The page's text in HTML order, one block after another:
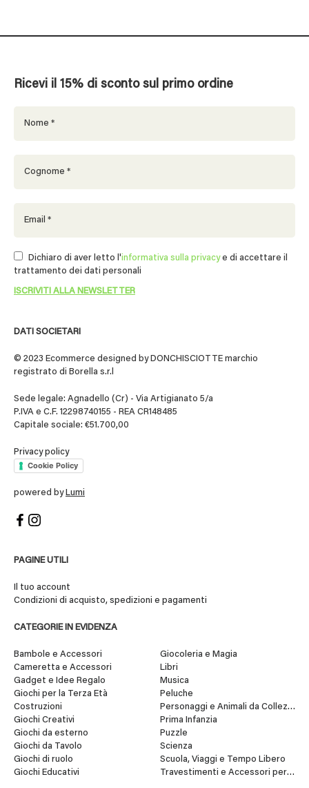
DATI SOCIETARI
© 2023 Ecommerce designed by DONCHISCIOTTE marchio
registrato di Borella s.r.l
Sede legale: Agnadello (Cr) - Via Artigianato 5/a
P.IVA e C.F. 12298740155 - REA CR148485
Capitale sociale: €51.700,00
Privacy policy
Cookie Policy
powered by Lumi
PAGINE UTILI
Il tuo account
Condizioni di acquisto, spedizioni e pagamenti
CATEGORIE IN EVIDENZA
Bambole e Accessori
Cameretta e Accessori
Gadget e Idee Regalo
Giochi per la Terza Età
Costruzioni
Giochi Creativi
Giochi da esterno
Giochi da Tavolo
Giochi di ruolo
Giochi Educativi
Giocoleria e Magia
Libri
Musica
Peluche
Personaggi e Animali da Collezione
Prima Infanzia
Puzzle
Scienza
Scuola, Viaggi e Tempo Libero
Travestimenti e Accessori per
Ricevi il 15% di sconto sul primo ordine
Dichiaro di aver letto l'informativa sulla privacye di accettare il
trattamento dei dati personali